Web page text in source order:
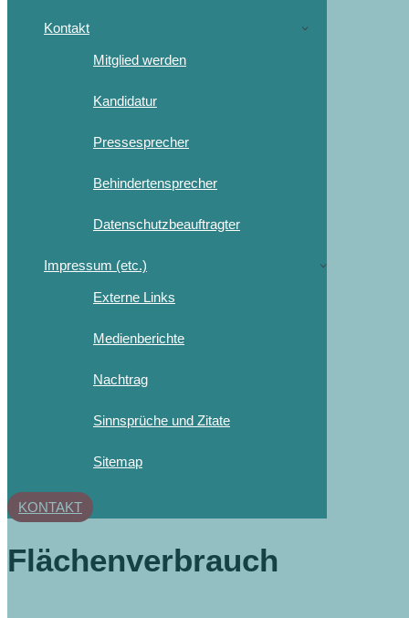
Kontakt
Mitglied werden
Kandidatur
Pressesprecher
Behindertensprecher
Datenschutzbeauftragter
Impressum (etc.)
Externe Links
Medienberichte
Nachtrag
Sinnsprüche und Zitate
Sitemap
KONTAKT
Flächenverbrauch